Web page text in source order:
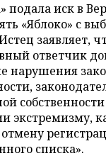
подала иск в
«Яблоко» с
заявляет,
ответчик
нарушения
экстремизму,
списка».